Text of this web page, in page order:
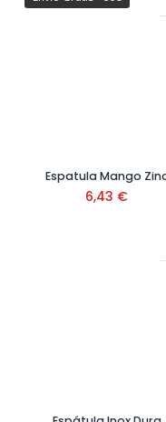
Espatula Mango
6,43 €